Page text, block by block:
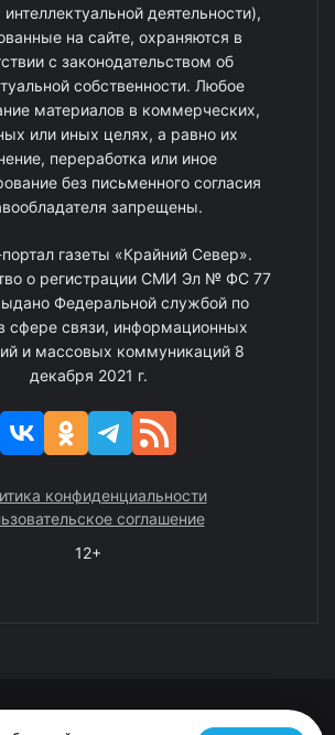
интеллектуальной деятельности),
на сайте, охраняются в
с законодательством об
собственности. Любое
материалов в коммерческих,
или иных целях, а равно их
переработка или иное
без письменного согласия
запрещены.
газеты «Крайний Север».
о регистрации СМИ Эл № ФС 77
Федеральной службой по
сфере связи, информационных
и массовых коммуникаций 8
декабря 2021 г.
конфиденциальности
соглашение
12+